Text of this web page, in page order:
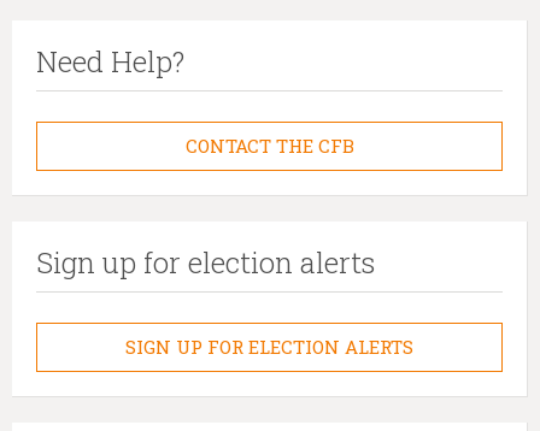
Need Help?
CONTACT THE CFB
Sign up for election alerts
SIGN UP FOR ELECTION ALERTS